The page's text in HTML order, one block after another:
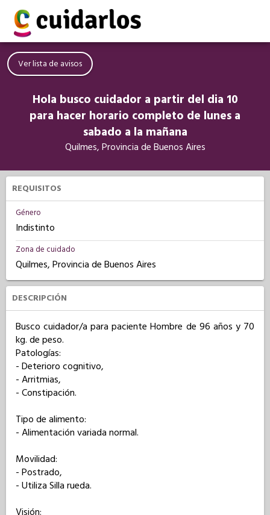
Ver lista de avisos
Hola busco cuidador a partir del dia 10
para hacer horario completo de lunes a
sabado a la mañana
Quilmes, Provincia de Buenos Aires
REQUISITOS
Género
Indistinto
Zona de cuidado
Quilmes, Provincia de Buenos Aires
DESCRIPCIÓN
Busco cuidador/a para paciente Hombre de 96 años y 70
kg. de peso.
Patologías:
- Deterioro cognitivo,
- Arritmias,
- Constipación.
Tipo de alimento:
- Alimentación variada normal.
Movilidad:
- Postrado,
- Utiliza Silla rueda.
Visión: